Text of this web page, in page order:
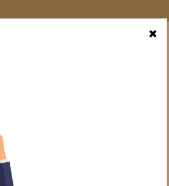
Hygiène et Textile
×